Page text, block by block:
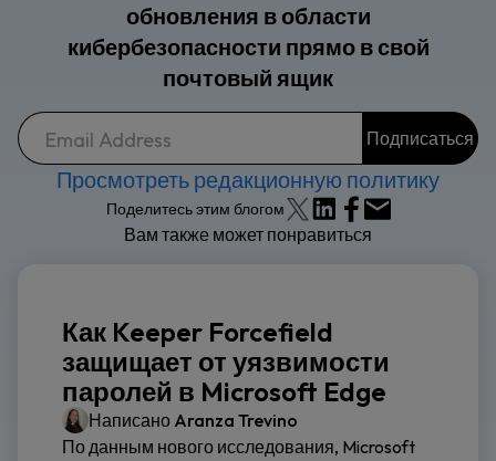
обновления в области
кибербезопасности прямо в свой
почтовый ящик
Просмотреть редакционную политику
Поделитесь этим блогом
Вам также может понравиться
Как Keeper Forcefield
защищает от уязвимости
паролей в Microsoft Edge
Написано Aranza Trevino
По данным нового исследования, Microsoft